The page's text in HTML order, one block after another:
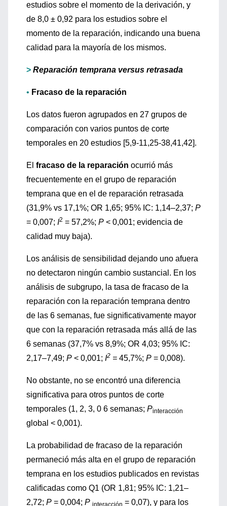
estudios sobre el momento de la derivación, y
de 8,0 ± 0,92 para los estudios sobre el
momento de la reparación, indicando una buena
calidad para la mayoría de los mismos.
> Reparación temprana versus retrasada
• Fracaso de la reparación
Los datos fueron agrupados en 27 grupos de
comparación con varios puntos de corte
temporales en 20 estudios [5,9-11,25-38,41,42].
El fracaso de la reparación ocurrió más
frecuentemente en el grupo de reparación
temprana que en el de reparación retrasada
(31,9% vs 17,1%; OR 1,65; 95% IC: 1,14–2,37; P
= 0,007; I2 = 57,2%; P < 0,001; evidencia de
calidad muy baja).
Los análisis de sensibilidad dejando uno afuera
no detectaron ningún cambio sustancial. En los
análisis de subgrupo, la tasa de fracaso de la
reparación con la reparación temprana dentro
de las 6 semanas, fue significativamente mayor
que con la reparación retrasada más allá de las
6 semanas (37,7% vs 8,9%; OR 4,03; 95% IC:
2,17–7,49; P < 0,001; I2 = 45,7%; P = 0,008).
No obstante, no se encontró una diferencia
significativa para otros puntos de corte
temporales (1, 2, 3, 0 6 semanas; Pinteracción
global < 0,001).
La probabilidad de fracaso de la reparación
permaneció más alta en el grupo de reparación
temprana en los estudios publicados en revistas
calificadas como Q1 (OR 1,81; 95% IC: 1,21–
2,72; P = 0,004; P interacción = 0,07), y para los